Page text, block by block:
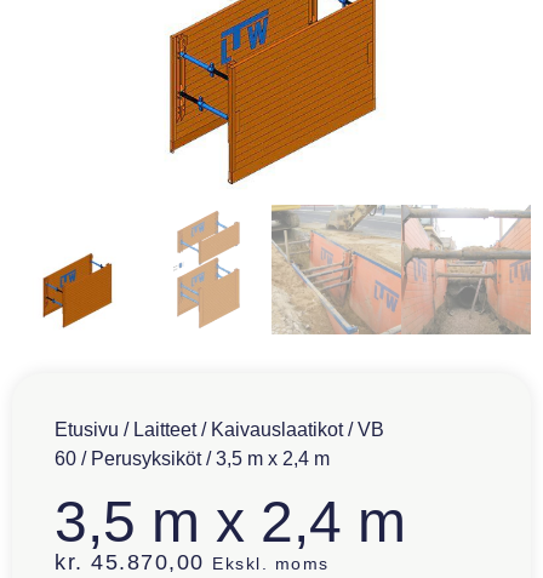
Etusivu / Laitteet/ Kaivauslaatikot/VB
60 / Perusyksiköt/ 3,5 m x 2,4 m
3,5 m x 2,4 m
kr. 45.870,00 Ekskl. moms